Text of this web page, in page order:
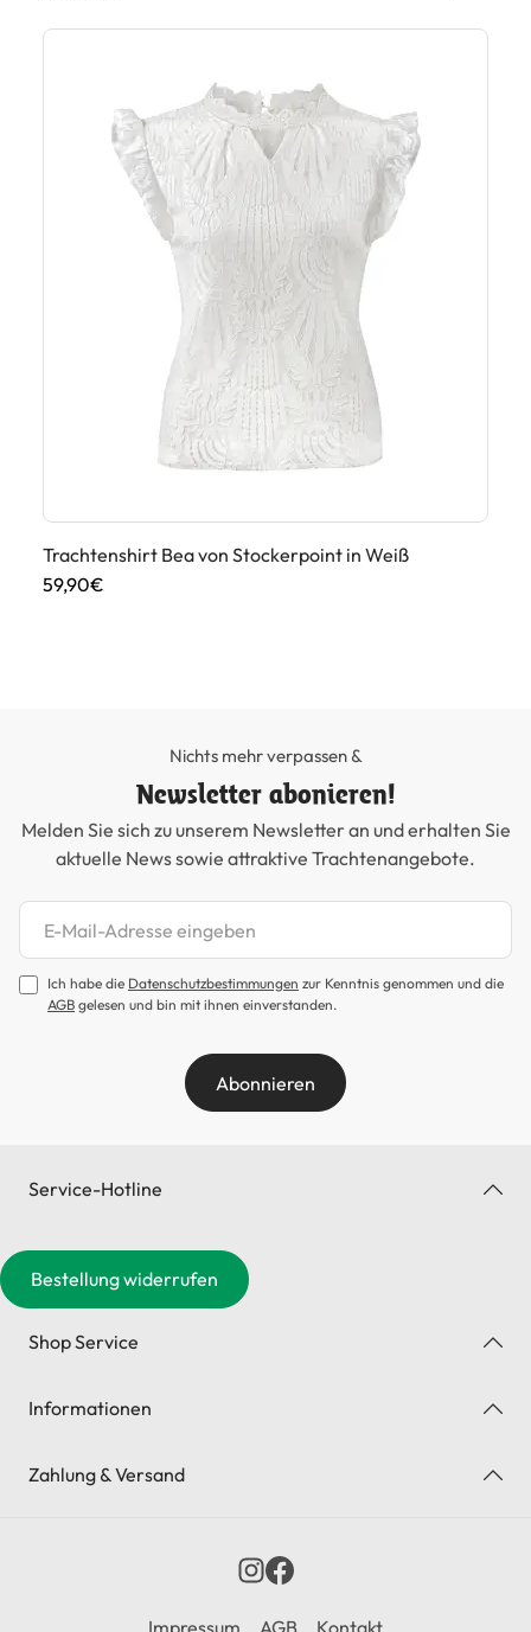
Trachtenshirt Bea von Stockerpoint in Weiß
59,90€
Nichts mehr verpassen &
Newsletter abonieren!
Melden Sie sich zu unserem Newsletter an und erhalten Sie
aktuelle News sowie attraktive Trachtenangebote.
Newsletter abonnieren
Ich habe die Datenschutzbestimmungen zur Kenntnis genommen und die
AGB gelesen und bin mit ihnen einverstanden.
Abonnieren
Service-Hotline
Bestellung widerrufen
Shop Service
Informationen
Zahlung & Versand
Impressum AGB Kontakt